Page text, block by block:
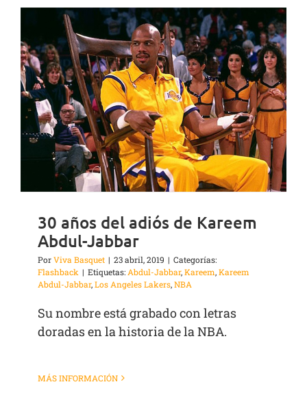
30 años del adiós de Kareem
Abdul-Jabbar
PorViva Basquet | 23 abril, 2019 | Categorías:
Flashback | Etiquetas:Abdul-Jabbar,Kareem,Kareem
Abdul-Jabbar,Los Angeles Lakers,NBA
Su nombre está grabado con letras
doradas en la historia de la NBA.
MÁS INFORMACIÓN